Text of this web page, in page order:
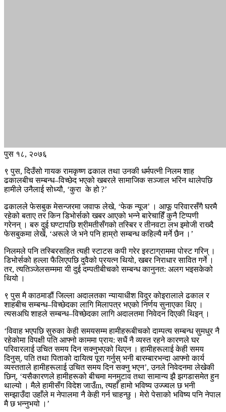
पुस १८, २०७६
९ पुस, दिउँसो गायक रामकृष्ण ढकाल तथा उनकी धर्मपत्नी निलम शाह
ढकालबीच सम्बन्ध–विच्छेद भएको खबरले सामाजिक सञ्जाल भरिन थालेपछि
हामीले उनैलाई सोध्यौ, ‘कुरा के हो ?’
ढकालले फेसबुक मेसन्जरमा जवाफ लेखे, ‘फेक न्यूज’ । आफू परिवारसँगै घरमै
रहेको बताए तर किन डिभोर्सको खबर आएको भन्ने बारेचाहिँ कुनै टिप्पणी
गरेनन् । बरु दुई घण्टापछि श्रीमतीसँगको तस्बिर र तीनवटा लभ इमोजी राख्दै
फेसबुकमा लेखें, ‘अरूले जे भने पनि हाम्रो सम्बन्ध कहिल्यै मर्ने छैन ।’
निलमले पनि तस्बिरसहित त्यही स्टाटस कपी गरेर इस्टाग्राममा पोस्ट गरिन् ।
डिभोर्सको हल्ला फैलिएपछि दुवैको प्रयत्न थियो, खबर निराधार सावित गर्ने ।
तर, त्यतिञ्जेलसम्ममा यी दुई दम्पतीबीचको सम्बन्ध कानुनत: अलग भइसकेको
थियो ।
९ पुस मै काठमाडौं जिल्ला अदालतका न्यायाधीश विदुर कोइरालाले ढकाल र
शाहबीच सम्बन्ध–विच्छेदका लागि मिलापत्र भएको निर्णय सुनाएका थिए ।
त्यसअघि शाहले सम्बन्ध–विच्छेदका लागि अदालतमा निवेदन दिएकी थिइन् ।
‘विवाह भएपछि सुरुका केही समयसम्म हामीहरूबीचको दाम्पत्य सम्बन्ध सुमधुर नै
रहेकोमा विपक्षी पति आफ्नो काममा प्राय: सधैं नै व्यस्त रहने कारणले घर
परिवारलाई उचित समय दिन सक्नुभएको थिएन । हामीहरूलाई केही समय
दिनुस्, पति तथा पिताको दायित्व पूरा गर्नुस् भनी बारम्बारभन्दा आफ्नो कार्य
व्यस्तताले हामीहरूलाई उचित समय दिन सक्नु भएन’, उनले निवेदनमा लेखेकी
छिन्, ‘यसैकारणले हामीहरूको बीचमा मनमुटाव तथा सामान्य झै झगडासमेत हुन
थाल्यो । मैले हामीसँग विदेश जाउँm, त्यहाँ हामो भविष्य उज्ज्वल छ भनी
सम्झाउँदा उहाँले म नेपालमा नै केही गर्न चाहन्छु । मेरो पेसाको भविष्य पनि नेपाल
मै छ भन्नुभयो ।’